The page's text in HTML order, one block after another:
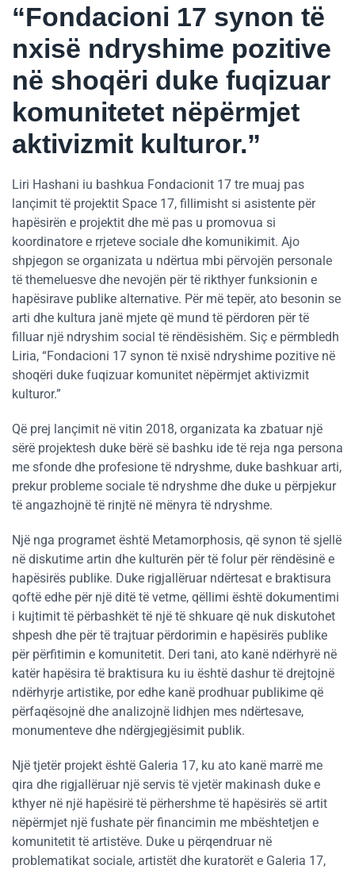
“Fondacioni 17 synon të
nxisë ndryshime pozitive
në shoqëri duke fuqizuar
komunitetet nëpërmjet
aktivizmit kulturor.”
Liri Hashani iu bashkua Fondacionit 17 tre muaj pas
lançimit të projektit Space 17, fillimisht si asistente për
hapësirën e projektit dhe më pas u promovua si
koordinatore e rrjeteve sociale dhe komunikimit. Ajo
shpjegon se organizata u ndërtua mbi përvojën personale
të themeluesve dhe nevojën për të rikthyer funksionin e
hapësirave publike alternative. Për më tepër, ato besonin se
arti dhe kultura janë mjete që mund të përdoren për të
filluar një ndryshim social të rëndësishëm. Siç e përmbledh
Liria, “Fondacioni 17 synon të nxisë ndryshime pozitive në
shoqëri duke fuqizuar komunitet nëpërmjet aktivizmit
kulturor.”
Që prej lançimit në vitin 2018, organizata ka zbatuar një
sërë projektesh duke bërë së bashku ide të reja nga persona
me sfonde dhe profesione të ndryshme, duke bashkuar arti,
prekur probleme sociale të ndryshme dhe duke u përpjekur
të angazhojnë të rinjtë në mënyra të ndryshme.
Një nga programet është Metamorphosis, që synon të sjellë
në diskutime artin dhe kulturën për të folur për rëndësinë e
hapësirës publike. Duke rigjallëruar ndërtesat e braktisura
qoftë edhe për një ditë të vetme, qëllimi është dokumentimi
i kujtimit të përbashkët të një të shkuare që nuk diskutohet
shpesh dhe për të trajtuar përdorimin e hapësirës publike
për përfitimin e komunitetit. Deri tani, ato kanë ndërhyrë në
katër hapësira të braktisura ku iu është dashur të drejtojnë
ndërhyrje artistike, por edhe kanë prodhuar publikime që
përfaqësojnë dhe analizojnë lidhjen mes ndërtesave,
monumenteve dhe ndërgjegjësimit publik.
Një tjetër projekt është Galeria 17, ku ato kanë marrë me
qira dhe rigjallëruar një servis të vjetër makinash duke e
kthyer në një hapësirë të përhershme të hapësirës së artit
nëpërmjet një fushate për financimin me mbështetjen e
komunitetit të artistëve. Duke u përqendruar në
problematikat sociale, artistët dhe kuratorët e Galeria 17,